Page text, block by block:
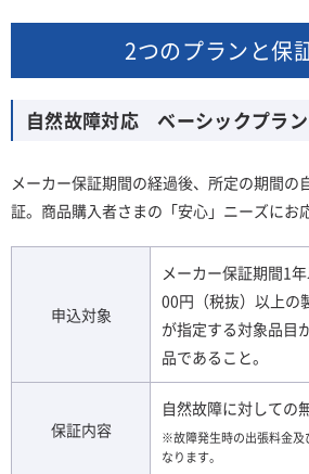
2つのプランと保
自然故障対応 ベーシックプラン
メーカー保証期間の経過後、所定の期間の
証。商品購入者さまの「安心」ニーズにお
申込対象
メーカー保証期間1
00円（税抜）以上の
が指定する対象品目
品であること。
保証内容
自然故障に対しての
※故障発生時の出張料金及
なります。